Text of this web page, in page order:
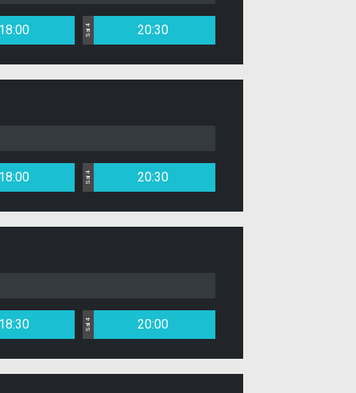
18:00 Sal 4 20:30
18:00 Sal 4 20:30
18:30 Sal 4 20:00